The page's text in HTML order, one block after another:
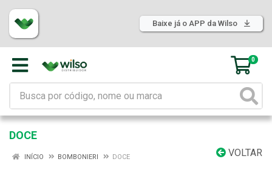
Baixe já o APP da Wilso
0
DOCE
VOLTAR
INÍCIO BOMBONIERI DOCE